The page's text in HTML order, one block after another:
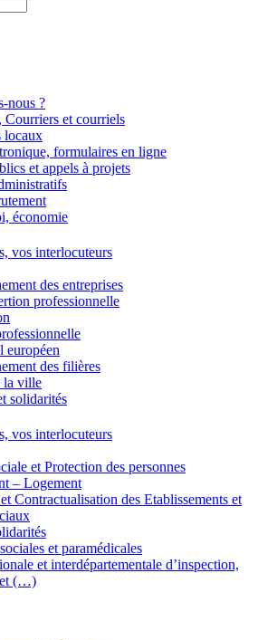
nous ?
Courriers et courriels
locaux
formulaires en ligne
et appels à projets
économie
vos interlocuteurs
des entreprises
professionnelle
européen
des filières
la ville
solidarités
vos interlocuteurs
et Protection des personnes
– Logement
Contractualisation des Etablissements et
et paramédicales
et interdépartementale d’inspection,
et (…)